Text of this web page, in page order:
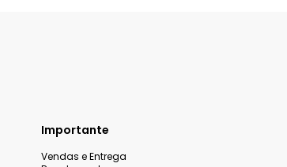
Importante
Vendas e Entrega